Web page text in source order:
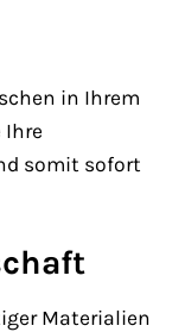
in Ihrem
Ihre
somit sofort
Materialien